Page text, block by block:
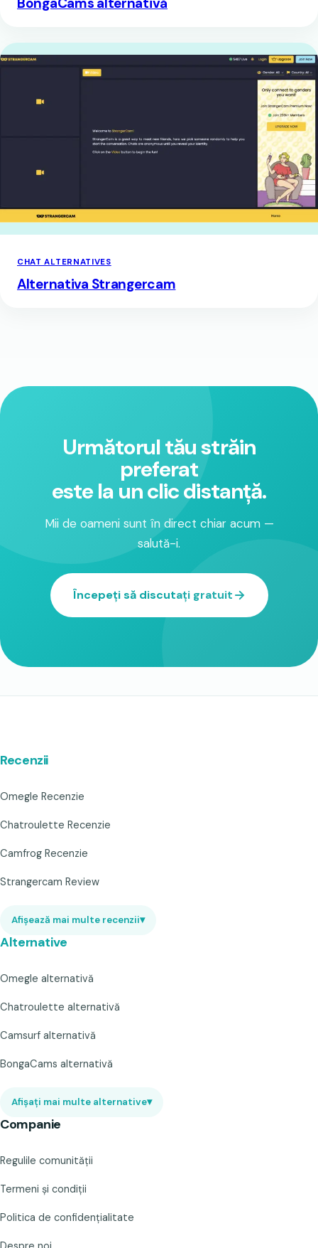
CHAT ALTERNATIVES
Alternativa Strangercam
Următorul tău străin
preferat
este la un clic distanță.
Mii de oameni sunt în direct chiar acum —
salută-i.
Începeți să discutați gratuit
Recenzii
Omegle Recenzie
Chatroulette Recenzie
Camfrog Recenzie
Strangercam Review
Afișează mai multe recenzii▾
Alternative
Omegle alternativă
Chatroulette alternativă
Camsurf alternativă
BongaCams alternativă
Afișați mai multe alternative▾
Companie
Regulile comunității
Termeni și condiții
Politica de confidențialitate